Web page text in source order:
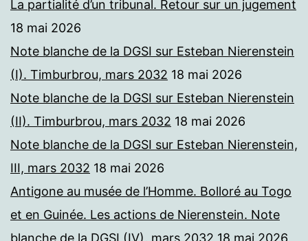
La partialité d’un tribunal. Retour sur un jugement
18 mai 2026
Note blanche de la DGSI sur Esteban Nierenstein
(I). Timburbrou, mars 2032 18 mai 2026
Note blanche de la DGSI sur Esteban Nierenstein
(II). Timburbrou, mars 2032 18 mai 2026
Note blanche de la DGSI sur Esteban Nierenstein,
III, mars 2032 18 mai 2026
Antigone au musée de l’Homme. Bolloré au Togo
et en Guinée. Les actions de Nierenstein. Note